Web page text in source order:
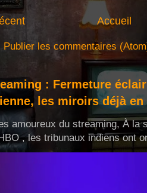
Accueil
Publier les commentaires
: Fermeture
les miroirs déjà
amoureux du streaming, À la
, les tribunaux indiens ont